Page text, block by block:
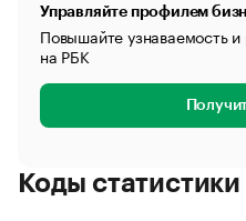
Управляйте профилем
Повышайте узнаваемость
на РБК
Коды статистики